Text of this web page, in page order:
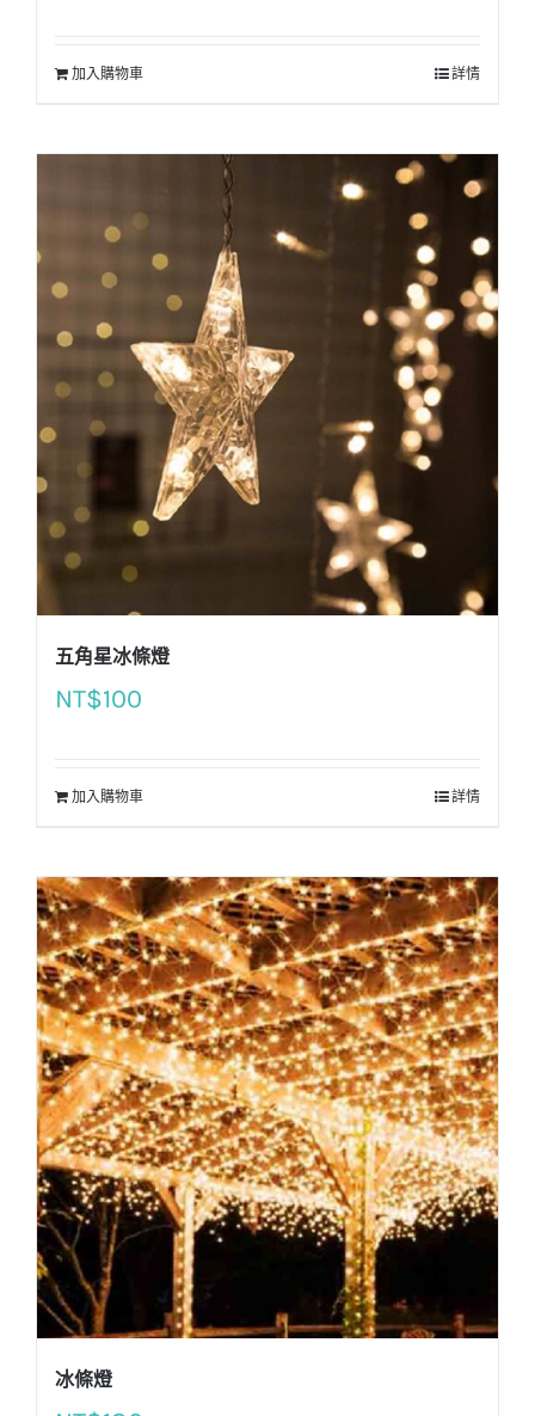
加入購物車 詳情
五角星冰條燈
NT$100
加入購物車 詳情
冰條燈